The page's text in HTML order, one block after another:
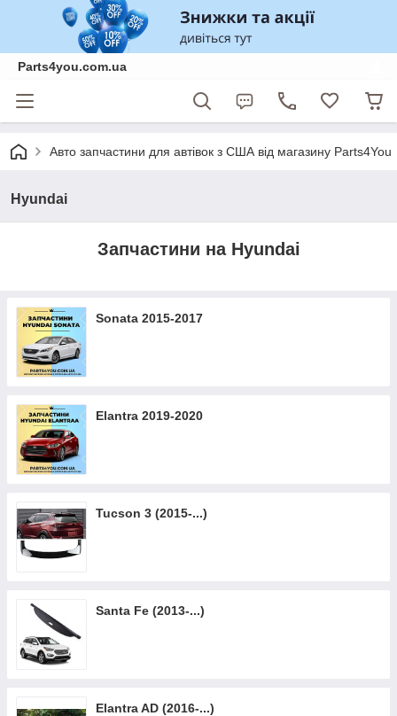
Parts4you.com.ua
Авто запчастини для автівок з США від магазину Parts4You
Hyundai
Запчастини на Hyundai
Sonata 2015-2017
Elantra 2019-2020
Tucson 3 (2015-...)
Santa Fe (2013-...)
Elantra AD (2016-...)